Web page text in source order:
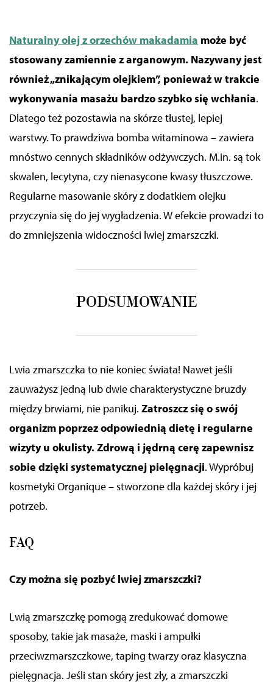
Naturalny olej z orzechów makadamia może być
stosowany zamiennie z arganowym. Nazywany jest
również „znikającym olejkiem”, ponieważ w trakcie
wykonywania masażu bardzo szybko się wchłania.
Dlatego też pozostawia na skórze tłustej, lepiej
warstwy. To prawdziwa bomba witaminowa – zawiera
mnóstwo cennych składników odżywczych. M.in. są tok
skwalen, lecytyna, czy nienasycone kwasy tłuszczowe.
Regularne masowanie skóry z dodatkiem olejku
przyczynia się do jej wygładzenia. W efekcie prowadzi to
do zmniejszenia widoczności lwiej zmarszczki.
PODSUMOWANIE
Lwia zmarszczka to nie koniec świata! Nawet jeśli
zauważysz jedną lub dwie charakterystyczne bruzdy
między brwiami, nie panikuj. Zatroszcz się o swój
organizm poprzez odpowiednią dietę i regularne
wizyty u okulisty. Zdrową i jędrną cerę zapewnisz
sobie dzięki systematycznej pielęgnacji. Wypróbuj
kosmetyki Organique – stworzone dla każdej skóry i jej
potrzeb.
FAQ
Czy można się pozbyć lwiej zmarszczki?
Lwią zmarszczkę pomogą zredukować domowe
sposoby, takie jak masaże, maski i ampułki
przeciwzmarszczkowe, taping twarzy oraz klasyczna
pielęgnacja. Jeśli stan skóry jest zły, a zmarszczki